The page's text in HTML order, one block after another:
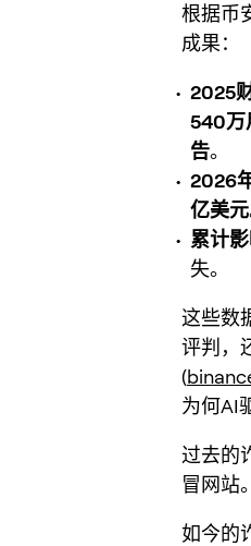
根据币
成果：
2025
540万
告。
2026
亿美元
累计
失。
这些数
评判，
(
为何AI
过去的
冒网站
如今的